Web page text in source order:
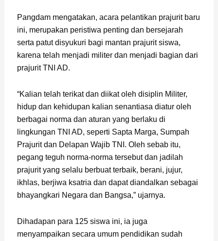
Pangdam mengatakan, acara pelantikan prajurit baru
ini, merupakan peristiwa penting dan bersejarah
serta patut disyukuri bagi mantan prajurit siswa,
karena telah menjadi militer dan menjadi bagian dari
prajurit TNI AD.
“Kalian telah terikat dan diikat oleh disiplin Militer,
hidup dan kehidupan kalian senantiasa diatur oleh
berbagai norma dan aturan yang berlaku di
lingkungan TNI AD, seperti Sapta Marga, Sumpah
Prajurit dan Delapan Wajib TNI. Oleh sebab itu,
pegang teguh norma-norma tersebut dan jadilah
prajurit yang selalu berbuat terbaik, berani, jujur,
ikhlas, berjiwa ksatria dan dapat diandalkan sebagai
bhayangkari Negara dan Bangsa,” ujarnya.
Dihadapan para 125 siswa ini, ia juga
menyampaikan secara umum pendidikan sudah